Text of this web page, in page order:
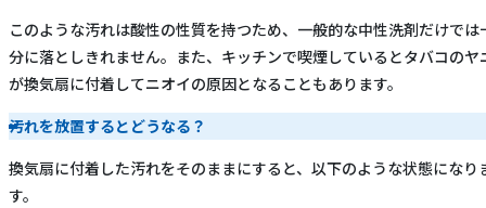
このような汚れは酸性の性質を持つため、一般的な中性洗剤だけでは
分に落としきれません。また、キッチンで喫煙しているとタバコのヤ
が換気扇に付着してニオイの原因となることもあります。
汚れを放置するとどうなる？
換気扇に付着した汚れをそのままにすると、以下のような状態になり
す。